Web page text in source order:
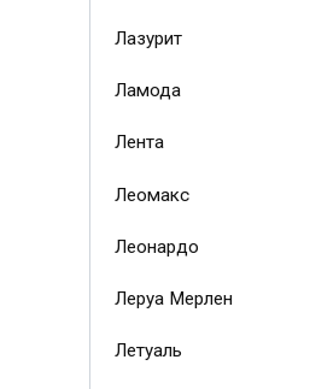
Лазурит
Ламода
Лента
Леомакс
Леонардо
Леруа Мерлен
Летуаль